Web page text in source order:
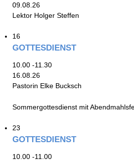
09.08.26
Lektor Holger Steffen
16
GOTTESDIENST
10.00 -11.30
16.08.26
Pastorin Elke Bucksch
Sommergottesdienst mit
23
GOTTESDIENST
10.00 -11.00